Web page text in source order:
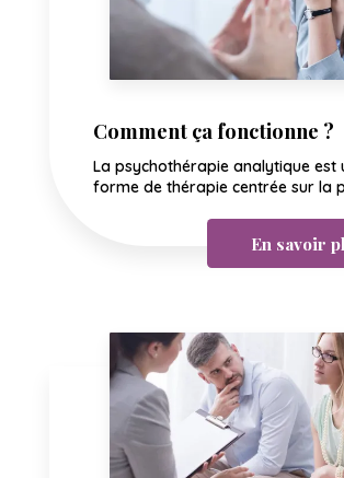
Comment ça fonctionne ?
La psychothérapie analytique est
forme de thérapie centrée sur la
En savoir